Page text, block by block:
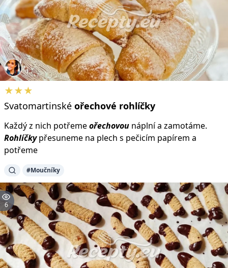
★★★
Svatomartinské ořechové rohlíčky
Každý z nich potřemeořechovou náplní a zamotáme.
Rohlíčkypřesuneme na plech s pečicím papírem a
potřeme
#Moučníky
6